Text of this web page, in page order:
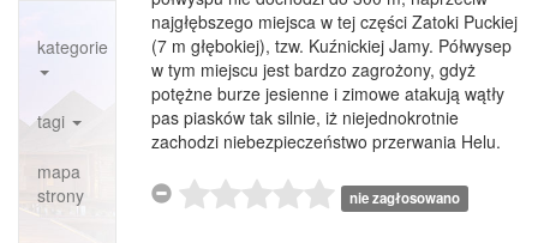
kategorie
tagi
mapa
strony
najgłębszego miejsca w tej części Zatoki Puckiej
(7 m głębokiej), tzw. Kuźnickiej Jamy. Półwysep
w tym miejscu jest bardzo zagrożony, gdyż
potężne burze jesienne i zimowe atakują wątły
pas piasków tak silnie, iż niejednokrotnie
zachodzi niebezpieczeństwo przerwania Helu.
nie zagłosowano